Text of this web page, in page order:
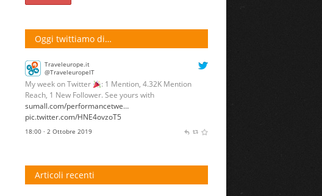
Oggi twittiamo di…
Traveleurope.it
@TraveleuropeIT
My week on Twitter
: 1 Mention, 4.32K Mention
Reach, 1 New Follower. See yours with
sumall.com/performancetwe…
pic.twitter.com/HNE4ovzoT5
18:00 · 2 Ottobre 2019
Articoli recenti